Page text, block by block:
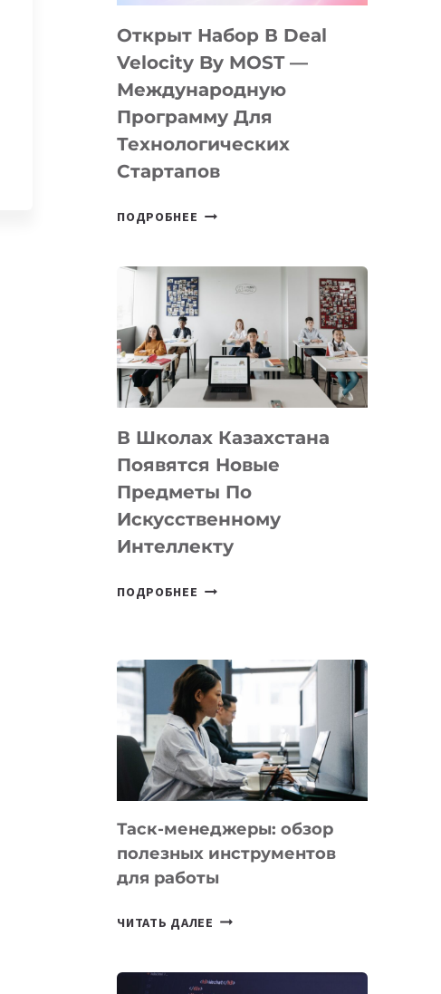
ПОДРОСТКАМ
БИЛЕТ
IT-
ПРЕДПРИНИМАТЕЛЬСТВО
Открыт Набор В Deal
Velocity By MOST —
Международную
Программу Для
Технологических
Стартапов
ПОДРОБНЕЕ ОТКРЫТ
DEAL
VELOCITY
MOST
—
МЕЖДУНАРОДНУЮ
ДЛЯ
ТЕХНОЛОГИЧЕСКИХ
СТАРТАПОВ
В Школах Казахстана
Появятся Новые
Предметы По
Искусственному
Интеллекту
ПОДРОБНЕЕ
НОВЫЕ
ПРЕДМЕТЫ
ПО
ИСКУССТВЕННОМУ
ИНТЕЛЛЕКТУ
Таск-менеджеры: обзор
полезных инструментов
для работы
ЧИТАТЬ ДАЛЕЕ ТАСК-
ПОЛЕЗНЫХ